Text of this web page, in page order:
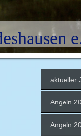
aktueller
Angeln
Angeln